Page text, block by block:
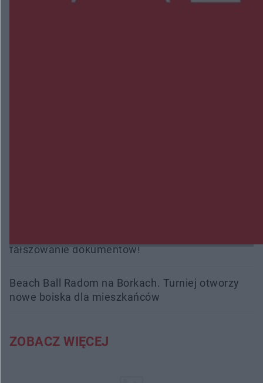
fałszowanie dokumentów!
Beach Ball Radom na Borkach. Turniej otworzy
nowe boiska dla mieszkańców
ZOBACZ WIĘCEJ